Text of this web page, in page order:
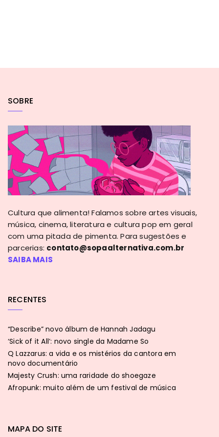
SOBRE
Cultura que alimenta! Falamos sobre artes visuais,
música, cinema, literatura e cultura pop em geral
com uma pitada de pimenta. Para sugestões e
parcerias: contato@sopaalternativa.com.br
SAIBA MAIS
RECENTES
“Describe” novo álbum de Hannah Jadagu
‘Sick of it All’: novo single da Madame So
Q Lazzarus: a vida e os mistérios da cantora em
novo documentário
Majesty Crush: uma raridade do shoegaze
Afropunk: muito além de um festival de música
MAPA DO SITE